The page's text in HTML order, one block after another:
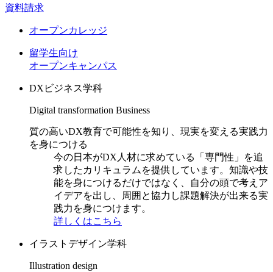
資料請求
オープンカレッジ
留学生向け
オープンキャンパス
DXビジネス学科
Digital transformation Business
質の高いDX教育で可能性を知り、現実を変える実践力
を身につける
今の日本がDX人材に求めている「専門性」を追
求したカリキュラムを提供しています。知識や技
能を身につけるだけではなく、自分の頭で考えア
イデアを出し、周囲と協力し課題解決が出来る実
践力を身につけます。
詳しくはこちら
イラストデザイン学科
Illustration design